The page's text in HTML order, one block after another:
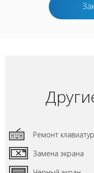
Ремонт
Замена экрана